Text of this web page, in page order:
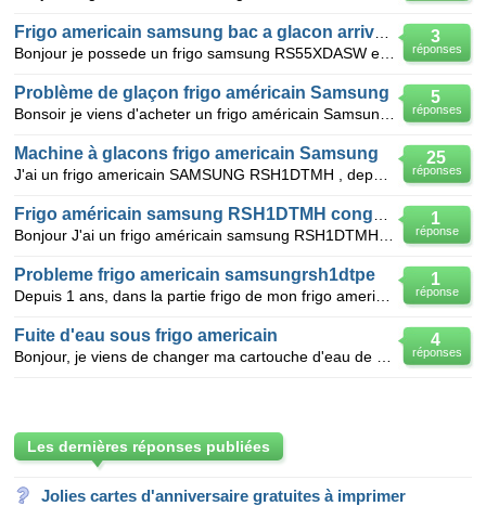
3
réponses
5
réponses
Problème de glaçon frigo américain Samsung
25
réponses
Machine à glacons frigo americain Samsung
1
réponse
1
réponse
Probleme frigo americain samsungrsh1dtpe
4
réponses
Fuite d'eau sous frigo americain
Les dernières réponses publiées
Jolies cartes d'anniversaire gratuites à imprimer